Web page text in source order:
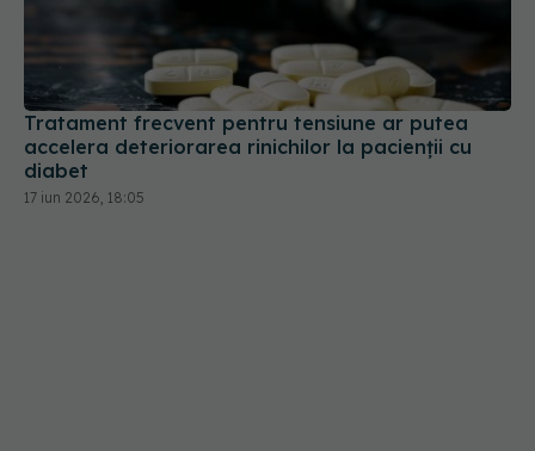
Tratament frecvent pentru tensiune ar putea
accelera deteriorarea rinichilor la pacienții cu
diabet
17 iun 2026, 18:05